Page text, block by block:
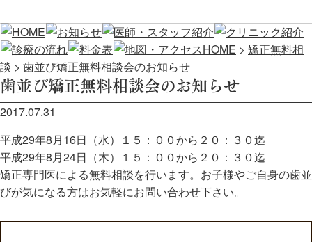
HOME > 矯正無料相
談 > 歯並び矯正無料相談会のお知らせ
歯並び矯正無料相談会のお知らせ
2017.07.31
平成29年8月16日（水）１５：００から２０：３０迄
平成29年8月24日（木）１５：００から２０：３０迄
矯正専門医による無料相談を行います。お子様やご自身の歯並
びが気になる方はお気軽にお問い合わせ下さい。